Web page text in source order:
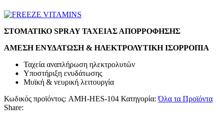
ΣΤΟΜΑΤΙΚΟ SPRAY ΤΑΧΕΙΑΣ ΑΠΟΡΡΟΦΗΣΗΣ
ΑΜΕΣΗ ΕΝΥΔΑΤΩΣΗ & ΗΛΕΚΤΡΟΛΥΤΙΚΗ ΙΣΟΡΡΟΠΙΑ
Ταχεία αναπλήρωση ηλεκτρολυτών
Υποστήριξη ενυδάτωσης
Μυϊκή & νευρική λειτουργία
Κωδικός προϊόντος: AMH-HES-104 Κατηγορία: Όλα τα Προϊόντα
Share: